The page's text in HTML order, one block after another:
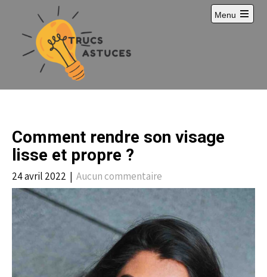
o
Menu
Comment rendre son visage
lisse et propre ?
24 avril 2022 | Aucun commentaire